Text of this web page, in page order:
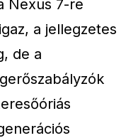
Nexus 7-re
a jellegzetes
de a